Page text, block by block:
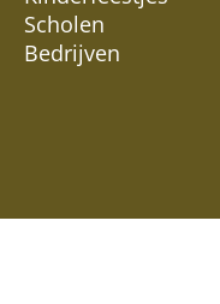
Scholen
Bedrijven